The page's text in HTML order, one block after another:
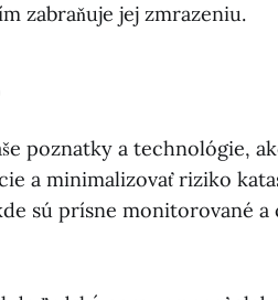
zabraňuje jej zmrazeniu.
poznatky a technológie,
a minimalizovať riziko
sú prísne monitorované a